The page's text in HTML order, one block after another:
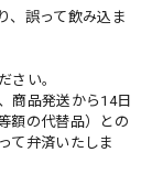
、誤って飲み込ま
さい。
商品発送から14日
額の代替品）との
て弁済いたしま